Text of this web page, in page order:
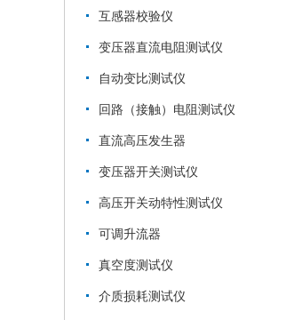
互感器校验仪
变压器直流电阻测试仪
自动变比测试仪
回路（接触）电阻测试仪
直流高压发生器
变压器开关测试仪
高压开关动特性测试仪
可调升流器
真空度测试仪
介质损耗测试仪